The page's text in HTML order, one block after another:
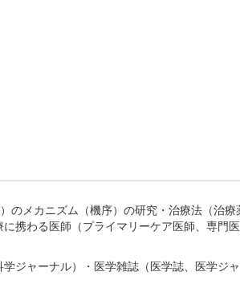
メカニズム（機序）の研究・治療法（治療
携わる医師（プライマリーケア医師、専門医
ジャーナル）・医学雑誌（医学誌、医学ジ